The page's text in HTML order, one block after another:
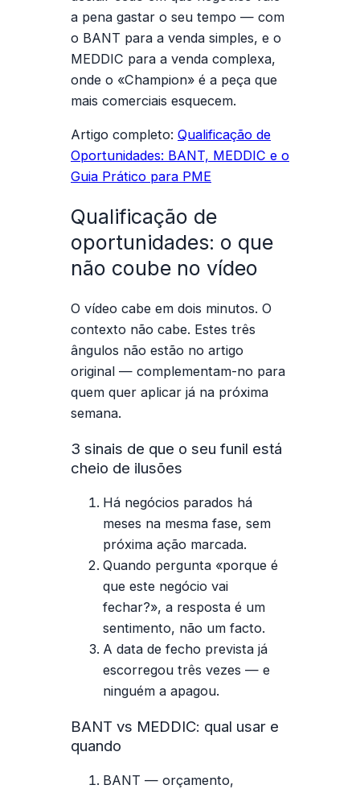
a pena gastar o seu tempo — com
o BANT para a venda simples, e o
MEDDIC para a venda complexa,
onde o «Champion» é a peça que
mais comerciais esquecem.
Artigo completo: Qualificação de
Oportunidades: BANT, MEDDIC e o
Guia Prático para PME
Qualificação de
oportunidades: o que
não coube no vídeo
O vídeo cabe em dois minutos. O
contexto não cabe. Estes três
ângulos não estão no artigo
original — complementam-no para
quem quer aplicar já na próxima
semana.
3 sinais de que o seu funil está
cheio de ilusões
Há negócios parados há
meses na mesma fase, sem
próxima ação marcada.
Quando pergunta «porque é
que este negócio vai
fechar?», a resposta é um
sentimento, não um facto.
A data de fecho prevista já
escorregou três vezes — e
ninguém a apagou.
BANT vs MEDDIC: qual usar e
quando
BANT — orçamento,